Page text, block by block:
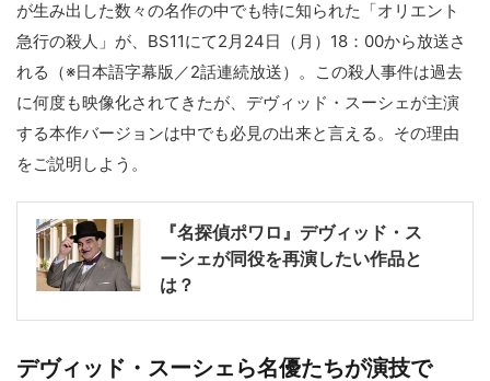
が生み出した数々の名作の中でも特に知られた「オリエント
急行の殺人」が、BS11にて2月24日（月）18：00から放送さ
れる（※日本語字幕版／2話連続放送）。この殺人事件は過去
に何度も映像化されてきたが、デヴィッド・スーシェが主演
する本作バージョンは中でも必見の出来と言える。その理由
をご説明しよう。
『名探偵ポワロ』デヴィッド・ス
ーシェが同役を再演したい作品と
は？
デヴィッド・スーシェら名優たちが演技で